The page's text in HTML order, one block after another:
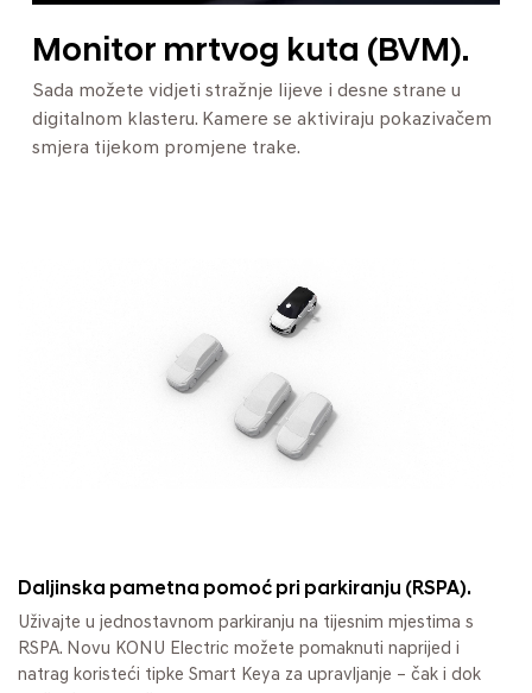
Monitor mrtvog kuta (BVM).
Sada možete vidjeti stražnje lijeve i desne strane u
digitalnom klasteru. Kamere se aktiviraju pokazivačem
smjera tijekom promjene trake.
Daljinska pametna pomoć pri parkiranju (RSPA).
Uživajte u jednostavnom parkiranju na tijesnim mjestima s
RSPA. Novu KONU Electric možete pomaknuti naprijed i
natrag koristeći tipke Smart Keya za upravljanje – čak i dok